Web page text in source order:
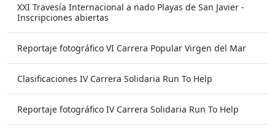
XXI Travesía Internacional a nado Playas de San Javier -
Inscripciones abiertas
Reportaje fotográfico VI Carrera Popular Virgen del Mar
Clasificaciones IV Carrera Solidaria Run To Help
Reportaje fotográfico IV Carrera Solidaria Run To Help